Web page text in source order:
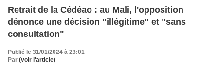
Retrait de la Cédéao : au Mali, l'opposition
dénonce une décision "illégitime" et "sans
consultation"
Publié le 31/01/2024 à 23:01
Par (voir l'article)